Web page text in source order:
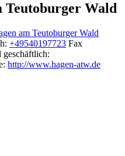
Teutoburger Wald
am Teutoburger Wald
: +49540197723 Fax
:
: http://www.hagen-atw.de